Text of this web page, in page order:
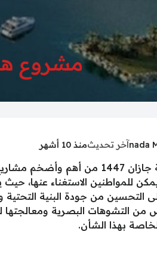
nada آخر تحديثمنذ 10 أشهر
يعد مشروع هدد منطقة جازان
للمواطنين الاستغناء عنها،
من التشوهات البصرية
بهذا الشأن.